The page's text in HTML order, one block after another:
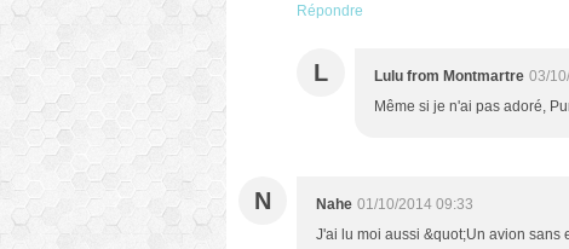
Répondre
L Lulu from Montmartre 03/
Même si je n'ai pas adoré,
N Nahe 01/10/2014 09:33
J'ai lu moi aussi &quot;Un avion sans